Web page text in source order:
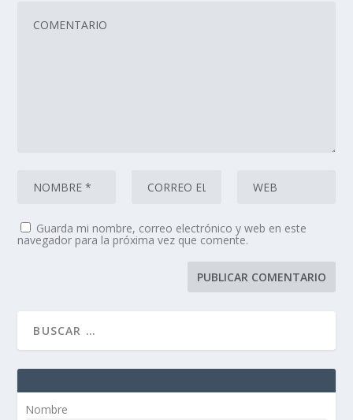
Guarda mi nombre, correo electrónico y web en este
navegador para la próxima vez que comente.
Nombre